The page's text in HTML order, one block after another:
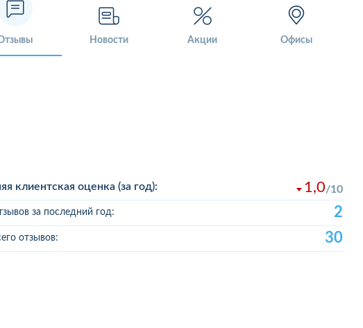
Новости Акции Офисы
клиентская оценка (за год): 1,0 10
за последний год: 2
отзывов: 30